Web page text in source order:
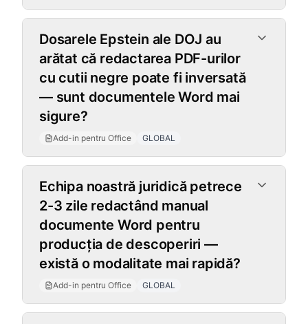
Add-in pentru Office
Dosarele Epstein ale DOJ au
arătat că redactarea PDF-urilor
cu cutii negre poate fi inversată
— sunt documentele Word mai
sigure?
Add-in pentru Office GLOBAL
Echipa noastră juridică petrece
2-3 zile redactând manual
documente Word pentru
producția de descoperiri —
există o modalitate mai rapidă?
Add-in pentru Office GLOBAL